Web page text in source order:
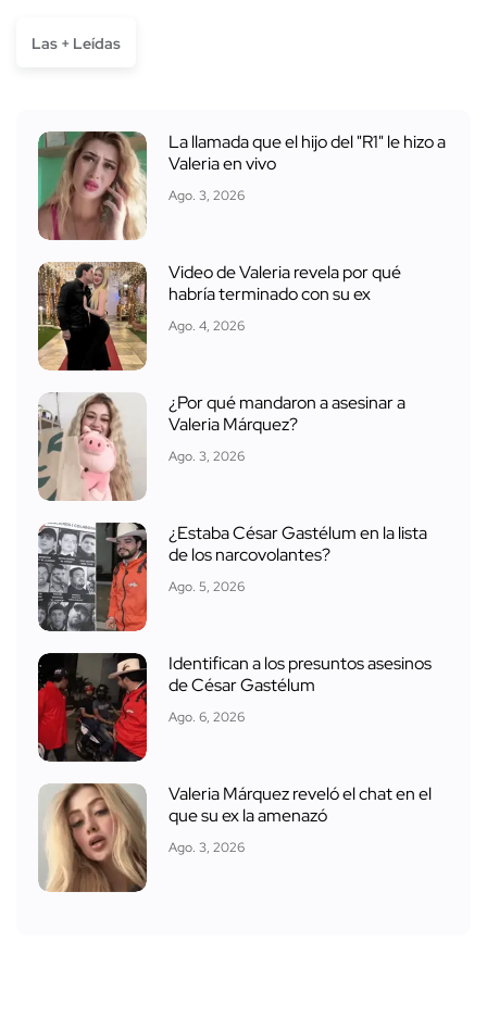
Las + Leídas
La llamada que el hijo del "R1" le hizo a
Valeria en vivo
Ago. 3, 2026
Video de Valeria revela por qué
habría terminado con su ex
Ago. 4, 2026
¿Por qué mandaron a asesinar a
Valeria Márquez?
Ago. 3, 2026
¿Estaba César Gastélum en la lista
de los narcovolantes?
Ago. 5, 2026
Identifican a los presuntos asesinos
de César Gastélum
Ago. 6, 2026
Valeria Márquez reveló el chat en el
que su ex la amenazó
Ago. 3, 2026